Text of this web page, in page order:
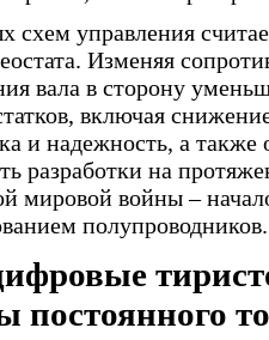
схем управления
Изменяя
вала в сторону
включая
и надежность, а также
разработки на
мировой войны –
полупроводников.
постоянного